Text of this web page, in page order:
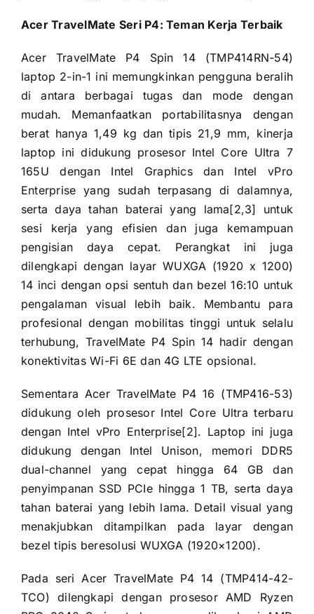
Acer TravelMate Seri P4: Teman Kerja Terbaik
Acer TravelMate P4 Spin 14 (TMP414RN-54)
laptop 2-in-1 ini memungkinkan pengguna beralih
di antara berbagai tugas dan mode dengan
mudah. Memanfaatkan portabilitasnya dengan
berat hanya 1,49 kg dan tipis 21,9 mm, kinerja
laptop ini didukung prosesor Intel Core Ultra 7
165U dengan Intel Graphics dan Intel vPro
Enterprise yang sudah terpasang di dalamnya,
serta daya tahan baterai yang lama[2,3] untuk
sesi kerja yang efisien dan juga kemampuan
pengisian daya cepat. Perangkat ini juga
dilengkapi dengan layar WUXGA (1920 x 1200)
14 inci dengan opsi sentuh dan bezel 16:10 untuk
pengalaman visual lebih baik. Membantu para
profesional dengan mobilitas tinggi untuk selalu
terhubung, TravelMate P4 Spin 14 hadir dengan
konektivitas Wi-Fi 6E dan 4G LTE opsional.
Sementara Acer TravelMate P4 16 (TMP416-53)
didukung oleh prosesor Intel Core Ultra terbaru
dengan Intel vPro Enterprise[2]. Laptop ini juga
didukung dengan Intel Unison, memori DDR5
dual-channel yang cepat hingga 64 GB dan
penyimpanan SSD PCIe hingga 1 TB, serta daya
tahan baterai yang lebih lama. Detail visual yang
menakjubkan ditampilkan pada layar dengan
bezel tipis beresolusi WUXGA (1920×1200).
Pada seri Acer TravelMate P4 14 (TMP414-42-
TCO) dilengkapi dengan prosesor AMD Ryzen